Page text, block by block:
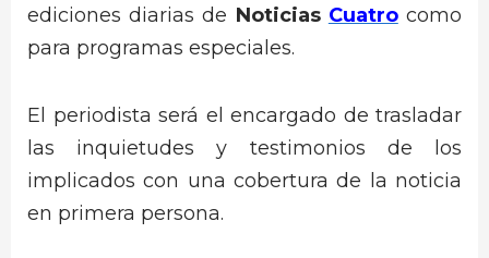
ediciones diarias de Noticias Cuatrocomo
para programas especiales.
El periodista será el encargado de trasladar
las inquietudes y testimonios de los
implicados con una cobertura de la noticia
en primera persona.